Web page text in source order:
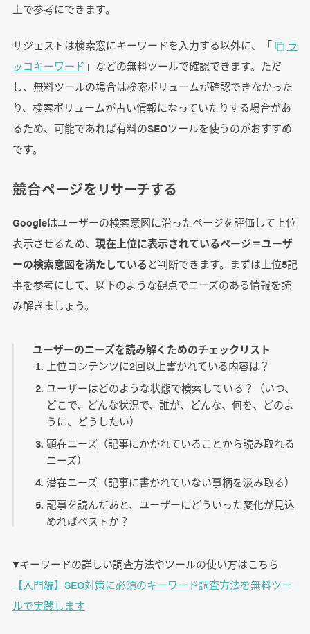
上で参考にできます。
サジェストは検索窓にキーワードを入力する以外に、「
ラ
ッコキーワード 」などの無料ツールで確認できます。ただ
し、無料ツールの場合は検索ボリュームが確認できなかった
り、検索ボリュームが古い情報になっていたりする場合があ
るため、可能であれば有料のSEOツールを使うのがおすすめ
です。
競合ページをリサーチする
Googleはユーザーの検索意図に沿ったページを評価して上位
表示させるため、 現在上位に表示されているページ＝ユーザ
ーの検索意図を満たしている と判断できます。まずは上位5記
事を参考にして、以下のような観点でニーズのある情報を読
み解きましょう。
ユーザーのニーズを読み解くためのチェックリスト
上位コンテンツに2回以上書かれている内容は？
ユーザーはどのような状態で検索している？（いつ、
どこで、どんな状況で、誰が、どんな、何を、どのよ
うに、どうしたい）
顕在ニーズ（記事にかかれていることから読み取れる
ニーズ）
潜在ニーズ（記事に書かれていない事柄を汲み取る）
記事を読んだあと、ユーザーにどういった変化が見込
めればベストか？
▼キーワードの詳しい調査方法やツールの使い方はこちら
【入門編】SEO対策に必須のキーワード調査方法を無料ツー
ルで実践します